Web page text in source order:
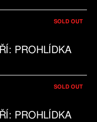
PROHLÍDKA
SOLD OUT
PROHLÍDKA
SOLD OUT